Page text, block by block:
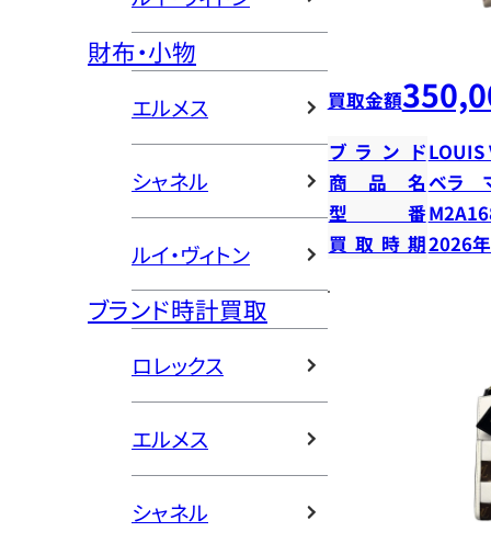
財布・小物
エルメス
シャネル
ルイ・ヴィトン
ブランド時計買取
ロレックス
エルメス
シャネル
買取金額
ブランドLOUIS
商品名ベラ
型番
買取時期2026